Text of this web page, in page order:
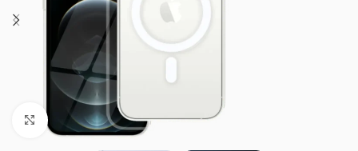
Click to enlarge